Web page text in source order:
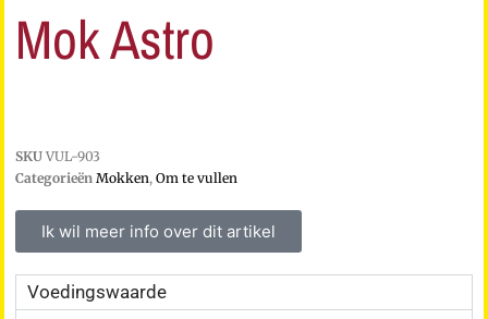
Mok Astro
SKU VUL-903
Categorieën Mokken, Om te vullen
Ik wil meer info over dit artikel
Voedingswaarde